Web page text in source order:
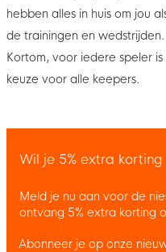
hebben alles in huis om jou
de trainingen en
Kortom, voor iedere speler
keuze voor alle keepers.
Wil je 5% extra
Meld je nu aan voor de
ontvang 5% extra korting
Abonneer je op onze